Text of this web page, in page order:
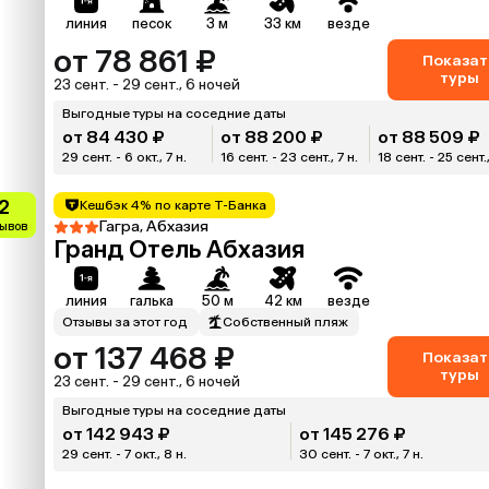
линия песок 3 м 33 км везде
от 78 861 ₽
23 сент. - 29 сент., 6 ночей
туры
Выгодные туры на соседние даты
от 84 430 ₽
29 сент. - 6 окт., 7 н.
от 88 200 ₽
16 сент. - 23 сент., 7 н.
от 88 509 ₽
18 сент. - 25
Кешбэк 4% по карте Т-Банка
Гагра, Абхазия
Гранд Отель Абхазия
линия галька 50 м 42 км везде
Отзывы за этот год Собственный пляж
от 137 468 ₽
23 сент. - 29 сент., 6 ночей
туры
Выгодные туры на соседние даты
от 142 943 ₽
29 сент. - 7 окт., 8 н.
от 145 276 ₽
30 сент. - 7 окт., 7 н.